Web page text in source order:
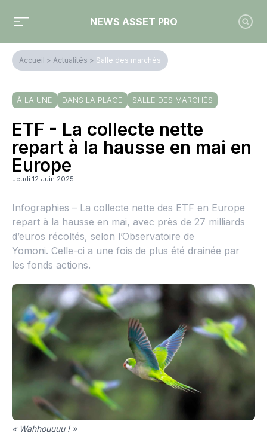
NEWS ASSET PRO
Accueil > Actualités > Salle des marchés
À LA UNE DANS LA PLACE SALLE DES MARCHÉS
ETF - La collecte nette
repart à la hausse en mai en
Europe
Jeudi 12 Juin 2025
Infographies – La collecte nette des ETF en Europe
repart à la hausse en mai, avec près de 27 milliards
d’euros récoltés, selon l’Observatoire de
Yomoni. Celle-ci a une fois de plus été drainée par
les fonds actions.
« Wahhouuuu ! »